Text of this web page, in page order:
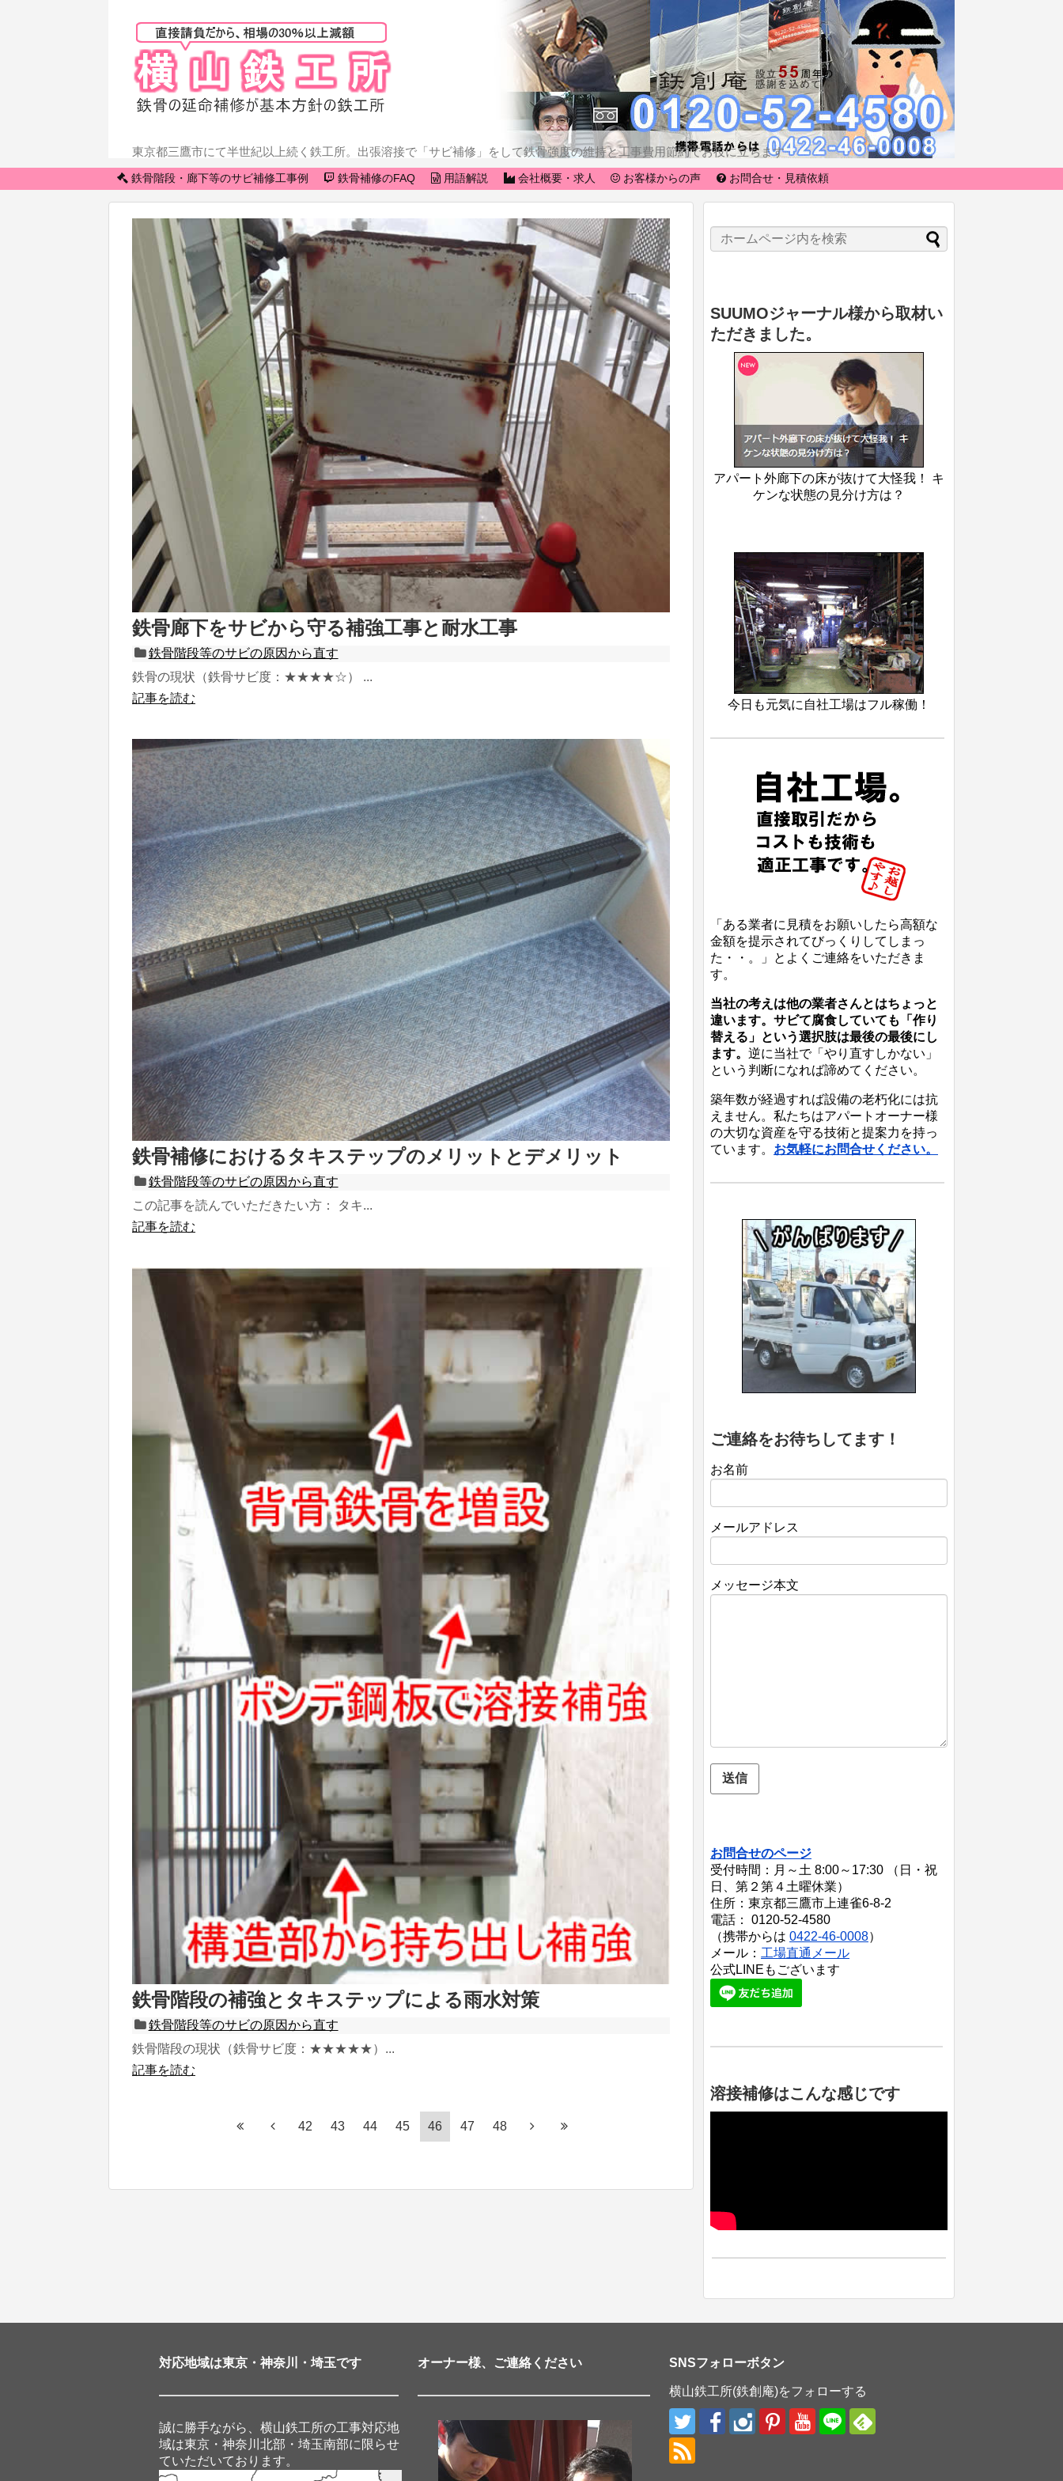
東京都三鷹市にて半世紀以上続く鉄工所。出張溶接で「サビ補修」をして鉄骨強度の維持と工事費用節約でお役に立ちます
鉄骨階段・廊下等のサビ補修工事例 鉄骨補修のFAQ 用語解説 会社概要・求人 お客様からの声 お問合せ・見積依頼
鉄骨廊下をサビから守る補強工事と耐水工事
鉄骨階段等のサビの原因から直す
鉄骨の現状（鉄骨サビ度：★★★★☆） ...
記事を読む
鉄骨補修におけるタキステップのメリットとデメリット
鉄骨階段等のサビの原因から直す
この記事を読んでいただきたい方： タキ...
記事を読む
鉄骨階段の補強とタキステップによる雨水対策
鉄骨階段等のサビの原因から直す
鉄骨階段の現状（鉄骨サビ度：★★★★★）...
記事を読む
42 43 44 45 46 47 48
SUUMOジャーナル様から取材い
ただきました。
アパート外廊下の床が抜けて大怪我！ キ
ケンな状態の見分け方は？
今日も元気に自社工場はフル稼働！
「ある業者に見積をお願いしたら高額な
金額を提示されてびっくりしてしまっ
た・・。」とよくご連絡をいただきま
す。
当社の考えは他の業者さんとはちょっと
違います。サビて腐食していても「作り
替える」という選択肢は最後の最後にし
ます。 逆に当社で「やり直すしかない」
という判断になれば諦めてください。
築年数が経過すれば設備の老朽化には抗
えません。私たちはアパートオーナー様
の大切な資産を守る技術と提案力を持っ
ています。 お気軽にお問合せください。
ご連絡をお待ちしてます！
お名前
メールアドレス
メッセージ本文
お問合せのページ
受付時間：月～土 8:00～17:30 （日・祝
日、第２第４土曜休業）
住所：東京都三鷹市上連雀6-8-2
電話： 0120-52-4580
（携帯からは 0422-46-0008）
メール： 工場直通メール
公式LINEもございます
溶接補修はこんな感じです
対応地域は東京・神奈川・埼玉です
誠に勝手ながら、横山鉄工所の工事対応地
域は東京・神奈川北部・埼玉南部に限らせ
ていただいております。
オーナー様、ご連絡ください SNSフォローボタン
横山鉄工所(鉄創庵)をフォローする
鉄骨階段・廊下等のサビ補修工事例
鉄骨階段等のサビの原因から直す
鉄骨階段等の強度の現状復旧
鉄骨階段等の「とりあえず補修」
廊下や階段の踊り場を補修
ブロック塀のグラグラ補強
手摺、その他を修理する
用語解説
会社概要・求人
お問合せ・見積依頼